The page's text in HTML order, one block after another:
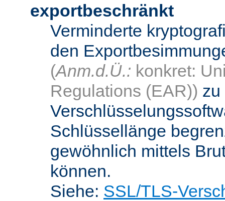
exportbeschränkt
Verminderte
den
(Anm.d.Ü.: konkret:
Regulations (EAR)) zu
Schlüssellänge
gewöhnlich mittels
können.
Siehe: SSL/TLS-